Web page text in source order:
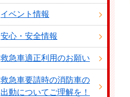
イベント情報
安心・安全情報
救急車適正利用のお願い
救急車要請時の消防車の
出動についてご理解を！